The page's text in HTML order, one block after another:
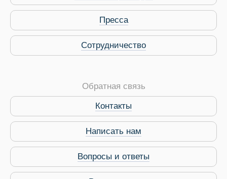
Пресса
Сотрудничество
Обратная связь
Контакты
Написать нам
Вопросы и ответы